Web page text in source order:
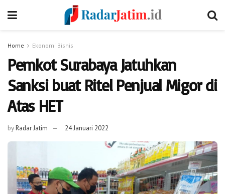
Home Ekonomi Bisnis
Pemkot Surabaya Jatuhkan
Sanksi buat Ritel Penjual Migor di
Atas HET
byRadar Jatim 24 Januari 2022